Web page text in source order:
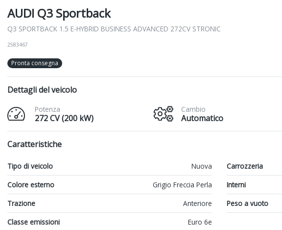
AUDI Q3 Sportback
Q3 SPORTBACK 1.5 E-HYBRID BUSINESS ADVANCED 272CV STRONIC
2583467
Pronta consegna
Dettagli del veicolo
Potenza
272 CV (200 kW)
Cambio
Automatico
Caratteristiche
Tipo di veicolo Nuova Carrozzeria
Colore esterno
Grigio Freccia Perla Interni
Trazione
Anteriore Peso a vuoto
Classe emissioni
Euro 6e